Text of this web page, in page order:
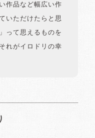
作品など幅広い作
いただけたらと思
って思えるものを
れがイロドリの幸